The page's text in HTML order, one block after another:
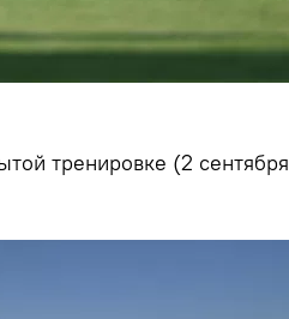
тренировке (2 сентября